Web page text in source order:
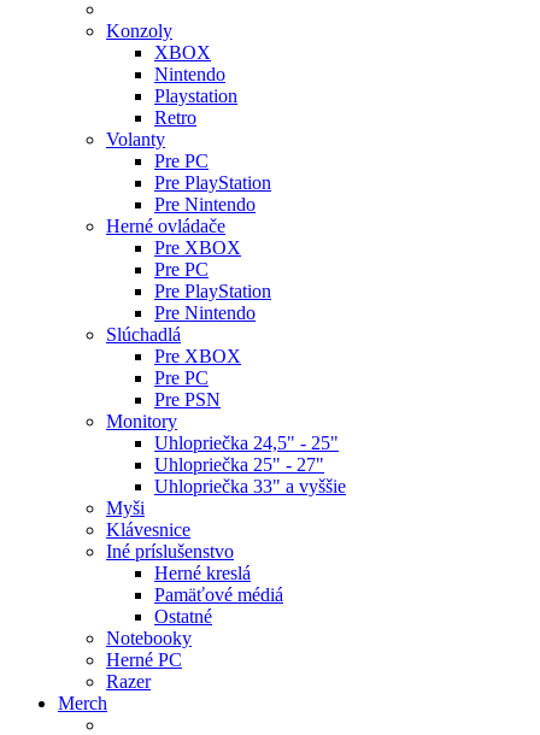
Konzoly
XBOX
Nintendo
Playstation
Retro
Volanty
Pre PC
Pre PlayStation
Pre Nintendo
Herné ovládače
Pre XBOX
Pre PC
Pre PlayStation
Pre Nintendo
Slúchadlá
Pre XBOX
Pre PC
Pre PSN
Monitory
Uhlopriečka 24,5" - 25"
Uhlopriečka 25" - 27"
Uhlopriečka 33" a vyššie
Myši
Klávesnice
Iné príslušenstvo
Herné kreslá
Pamäťové médiá
Ostatné
Notebooky
Herné PC
Razer
Merch